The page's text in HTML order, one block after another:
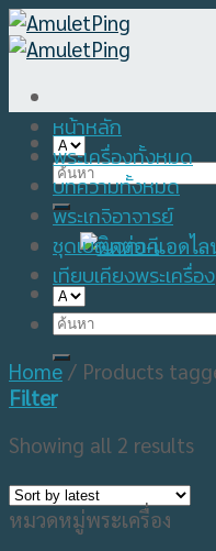
Skip
to
Search
for:
Search
หน้าหลัก
พระเครื่องทั้งหมด
บทความทั้งหมด
พระเกจิอาจารย์
ชุดเบญจภาคี
เทียบเคียงพระเครื่อง
Home / Products
Filter
Showing all 2 results
หมวดหมู่พระเครื่อง